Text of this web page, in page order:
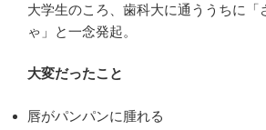
大学生のころ、歯科大に通ううちに「
ゃ」と一念発起。
大変だったこと
唇がパンパンに腫れる